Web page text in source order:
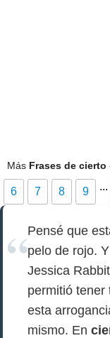
Más Frases de cierto
6 7 8 9 ...
Pensé que
pelo de rojo.
Jessica
permitió tener
esta
mismo. En